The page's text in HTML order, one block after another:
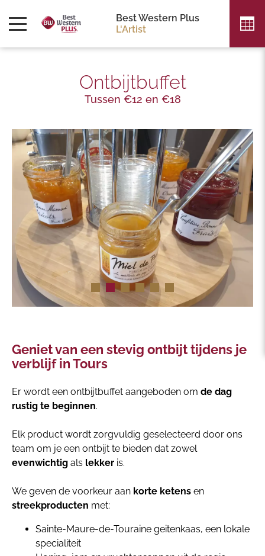
Best Western Plus
L'Artist
Ontbijtbuffet
Tussen €12 en €18
Geniet van een stevig ontbijt tijdens je
verblijf in Tours
Er wordt een ontbijtbuffet aangeboden om de dag
rustig te beginnen.
Elk product wordt zorgvuldig geselecteerd door ons
team om je een ontbijt te bieden dat zowel
evenwichtig als lekker is.
We geven de voorkeur aan korte ketens en
streekproducten met:
Sainte-Maure-de-Touraine geitenkaas, een lokale
specialiteit